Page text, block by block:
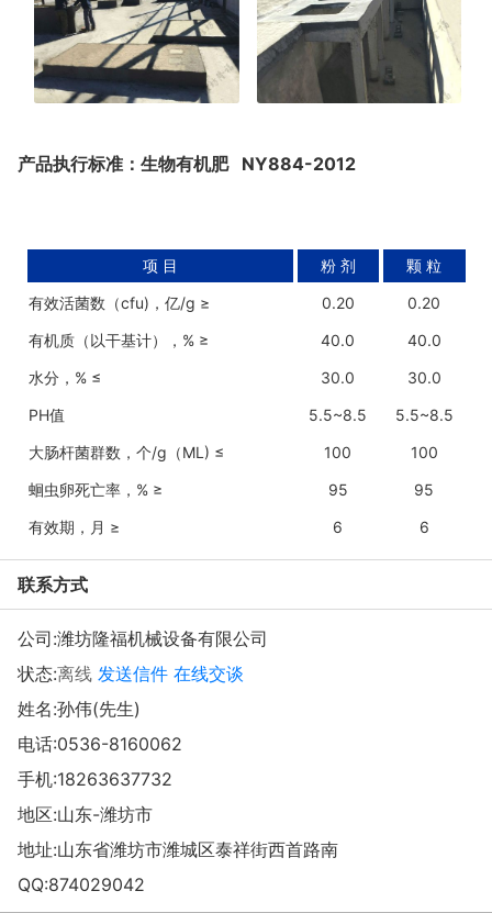
产品执行标准：生物有机肥 NY884-2012
项 目 粉 剂
颗 粒
有效活菌数（cfu)，亿/g ≥
0.20
0.20
有机质（以干基计），% ≥
40.0
40.0
水分，% ≤
30.0
30.0
PH值
5.5~8.5
5.5~8.5
大肠杆菌群数，个/g（ML) ≤
100
100
蛔虫卵死亡率，% ≥
95
95
有效期，月 ≥
6 6
联系方式
公司:潍坊隆福机械设备有限公司
状态:离线 发送信件 在线交谈
姓名:孙伟(先生)
电话:0536-8160062
手机:18263637732
地区:山东-潍坊市
地址:山东省潍坊市潍城区泰祥街西首路南
QQ:874029042